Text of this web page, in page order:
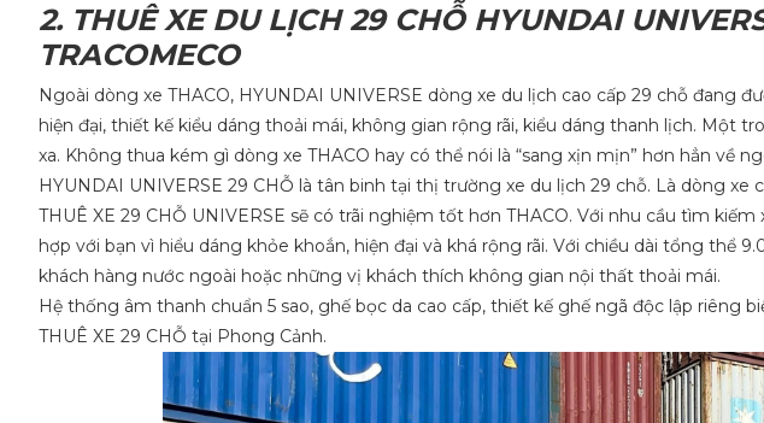
2. THUÊ XE DU LỊCH 29 CHỖ HYUNDAI
TRACOMECO
Ngoài dòng xe THACO, HYUNDAI UNIVERSE dòng xe du lịch cao cấp 29 chỗ đang
hiện đại, thiết kế kiểu dáng thoải mái, không gian rộng rãi, kiểu dáng thanh lịch. Một
xa. Không thua kém gì dòng xe THACO hay có thể nói là “sang xịn mịn” hơn hẳn về
HYUNDAI UNIVERSE 29 CHỖ là tân binh tại thị trường xe du lịch 29 chỗ. Là dòng xe
THUÊ XE 29 CHỖ UNIVERSE sẽ có trãi nghiệm tốt hơn THACO. Với nhu cầu tìm
hợp với bạn vì hiểu dáng khỏe khoắn, hiện đại và khá rộng rãi. Với chiều dài tổng thể
khách hàng nước ngoài hoặc những vị khách thích không gian nội thất thoải mái.
Hệ thống âm thanh chuẩn 5 sao, ghế bọc da cao cấp, thiết kế ghế ngã độc lập riêng
THUÊ XE 29 CHỖ tại Phong Cảnh.